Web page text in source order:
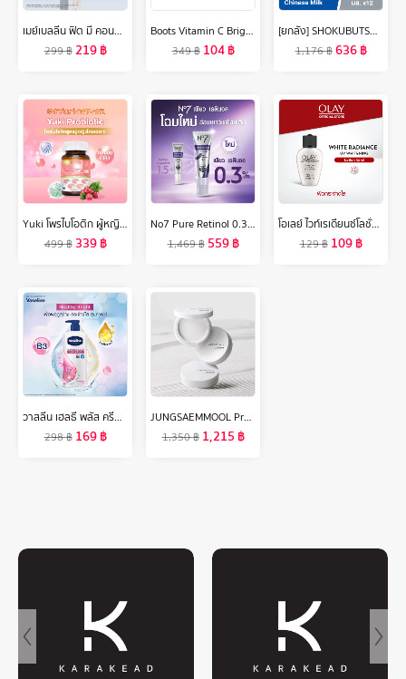
เมย์เบลลีน ฟิต มี คอนซีลเลอร์ 6.8 มล.MAYBELLINE FIT ME CONCEALER 6.8 ml(เครื่องสำอาง,ใต้ตาคล้ำ,ปกปิด)
299฿219฿
Boots Vitamin C Brightening& Smoothing Night Gel Cream บู๊ทส์ วิตามิน ซี แอดวานซ์ ไบร์ทเทนนิ่ง แอนด์ สมูทติ้ง ไนท์ เจล ครีม 50 มล
349฿ 104฿
[ยกลัง] SHOKUBUTSU MONOGATARI ครีมอาบน้ำ โชกุบุสซึ 500 มล. (ชนิดถุงเติม) 12 ถุง
1,176฿636฿
Yuki โพรไบโอติก ผู้หญิง โดยเฉพาะ 30 แคปซูล Women’s Probiotic
499฿ 339฿
No7 Pure Retinol 0.3% Retinol Night Concentrate Serum 30Ml นัมเบอร์เซเว่น เพียว เรตินอล 0.3% เรตินอล ไนท์ คอนเซ็นเทรท เซรั่ม 30มล.
1,469฿ 559฿
โอเลย์ ไวท์เรเดียนซ์โลชั่น SPF19 UVA/UVB ครีม 30 มล. ไนอะซินาไมด์ กระจ่างใส สกินแคร์ Olay White Radiance Lotion SPF19 UVA/UVB 30ML
129฿ 109฿
วาสลีน เฮลธี พลัส ครีมอาบน้ำ 400 มล. แพ็คคู่ Vaseline Healthy Plus Body Wash 400 ml. Twin pack ( สบู่ สบู่เหลว ครีมอาบน้ำ เจลอาบน้ำ Shower
298฿ 169฿
JUNGSAEMMOOL Pro-lasting Finish Powder Pact 7.5g จองแซมมุล โปร ลาสติ้ง ฟินิช พาวเดอร์ แพค แป้งเบลอรูขุมขนขั้นสุด
1,350฿ 1,215 ฿